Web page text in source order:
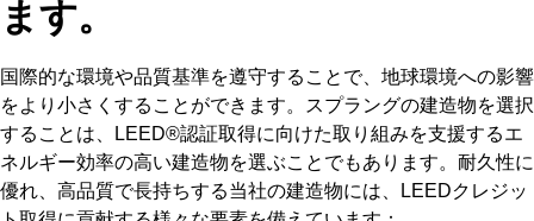
ます。
国際的な環境や品質基準を遵守することで、地球環境への影響
をより小さくすることができます。スプラングの建造物を選択
することは、LEED®認証取得に向けた取り組みを支援するエ
ネルギー効率の高い建造物を選ぶことでもあります。耐久性に
優れ、高品質で長持ちする当社の建造物には、LEEDクレジッ